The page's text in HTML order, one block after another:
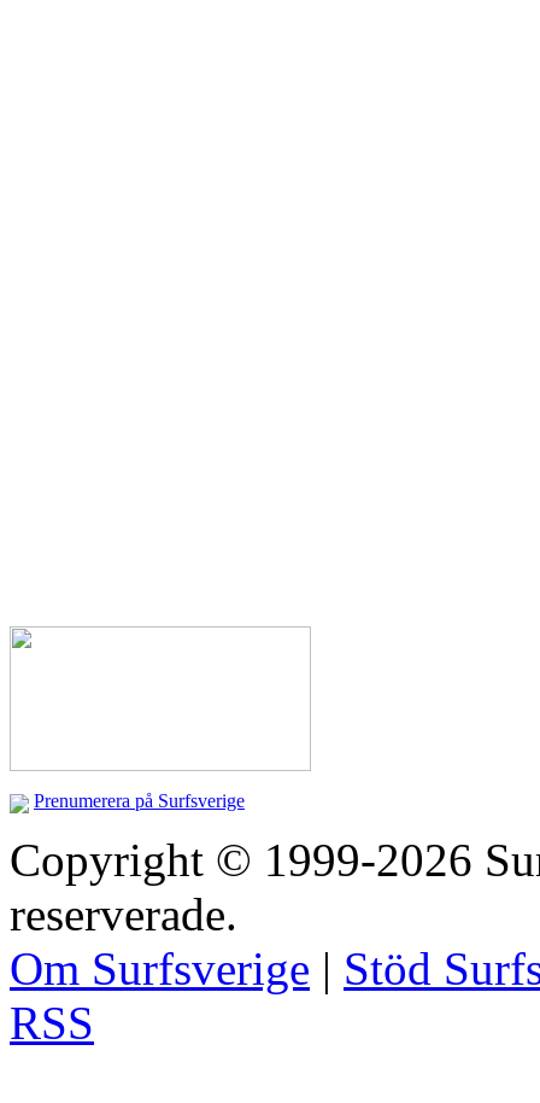
Prenumerera på Surfsverige
Copyright © 1999-2026
reserverade.
Om Surfsverige | Stöd
RSS